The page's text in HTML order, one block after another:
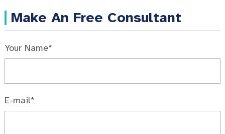
Make An Free Consultant
Your Name*
E-mail*